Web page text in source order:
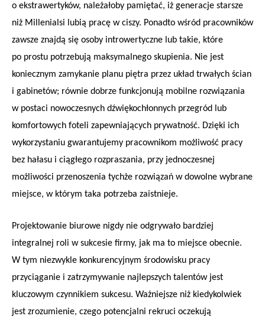
o ekstrawertyków, należałoby pamiętać, iż generacje starsze
niż Millenialsi lubią pracę w ciszy. Ponadto wśród pracowników
zawsze znajdą się osoby introwertyczne lub takie, które
po prostu potrzebują maksymalnego skupienia. Nie jest
koniecznym zamykanie planu piętra przez układ trwałych ścian
i gabinetów; równie dobrze funkcjonują mobilne rozwiązania
w postaci nowoczesnych dźwiękochłonnych przegród lub
komfortowych foteli zapewniających prywatność. Dzięki ich
wykorzystaniu gwarantujemy pracownikom możliwość pracy
bez hałasu i ciągłego rozpraszania, przy jednoczesnej
możliwości przenoszenia tychże rozwiązań w dowolne wybrane
miejsce, w którym taka potrzeba zaistnieje.
Projektowanie biurowe nigdy nie odgrywało bardziej
integralnej roli w sukcesie firmy, jak ma to miejsce obecnie.
W tym niezwykle konkurencyjnym środowisku pracy
przyciąganie i zatrzymywanie najlepszych talentów jest
kluczowym czynnikiem sukcesu. Ważniejsze niż kiedykolwiek
jest zrozumienie, czego potencjalni rekruci oczekują